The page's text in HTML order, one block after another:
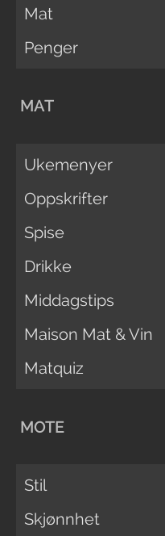
Mat
Penger
MAT
Ukemenyer
Oppskrifter
Spise
Drikke
Middagstips
Maison Mat & Vin
Matquiz
MOTE
Stil
Skjønnhet